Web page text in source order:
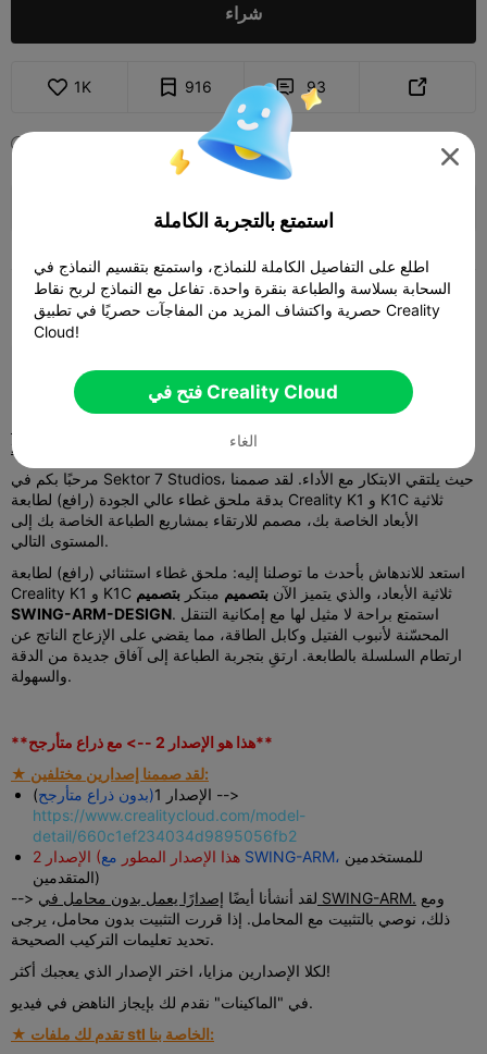
شراء
1K 916  93 

(26% OFF) >> Shop Now
الوصف
(sektor7_studios)
مرحبًا بكم في Sektor 7 Studios، حيث يلتقي الابتكار مع الأداء. لقد صممنا
بدقة ملحق غطاء عالي الجودة (رافع) لطابعة Creality K1 و K1C ثلاثية
الأبعاد الخاصة بك، مصمم للارتقاء بمشاريع الطباعة الخاصة بك إلى
المستوى التالي.
استعد للاندهاش بأحدث ما توصلنا إليه: ملحق غطاء استثنائي (رافع) لطابعة
Creality K1 و K1C ثلاثية الأبعاد، والذي يتميز الآن بتصميم مبتكر بتصميم
SWING-ARM-DESIGN. استمتع براحة لا مثيل لها مع إمكانية التنقل
المحسّنة لأنبوب الفتيل وكابل الطاقة، مما يقضي على الإزعاج الناتج عن
ارتطام السلسلة بالطابعة. ارتقِ بتجربة الطباعة إلى آفاق جديدة من الدقة
والسهولة.
**هذا هو الإصدار 2 --> مع ذراع متأرجح**
★ لقد صممنا إصدارين مختلفين:
الإصدار 1
(بدون ذراع متأرجح
) -->
https://www.crealitycloud.com/model-
detail/660c1ef234034d9895056fb2
الإصدار 2 (هذا الإصدار المطور مع SWING-ARM،
المتقدمين)
--> لقد أنشأنا أيضًا إصدارًا يعمل بدون محامل في SWING-ARM.
ذلك، نوصي بالتثبيت مع المحامل. إذا قررت التثبيت بدون محامل، يرجى
تحديد تعليمات التركيب الصحيحة.
لكلا الإصدارين مزايا، اختر الإصدار الذي يعجبك أكثر!
في "الماكينات" نقدم لك بإيجاز الناهض في فيديو.
★ تقدم لك ملفات stl الخاصة بنا:

استمتع بالتجربة الكاملة
اطلع على التفاصيل الكاملة للنماذج، واستمتع بتقسيم النماذج في
السحابة بسلاسة والطباعة بنقرة واحدة. تفاعل مع النماذج لربح نقاط
حصرية واكتشاف المزيد من المفاجآت حصريًا في تطبيق Creality
Cloud!
فتح في Creality Cloud
الغاء